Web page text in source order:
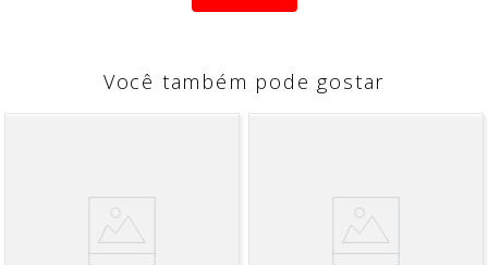
ponta em alumínio
permite um deslizamento suave
do fio, garantindo mais leveza, agilidade e precisão na
Você também pode gostar